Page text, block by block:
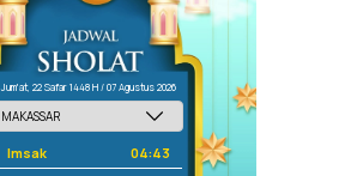
Jum'at, 22 Safar 1448 H / 07 Agustus 2026
Imsak 04:43